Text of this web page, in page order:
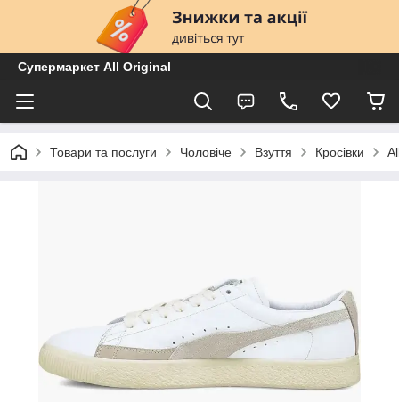
Супермаркет All Original
Товари та послуги Чоловіче Взуття Кросівки